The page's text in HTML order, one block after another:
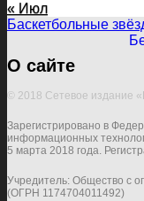
« Июл
Баскетбольные
О сайте
© 2018 Сетевое издание
Зарегистрировано в
информационных
5 марта 2018 года.
Учредитель: Общество с
(ОГРН 1174704011492)